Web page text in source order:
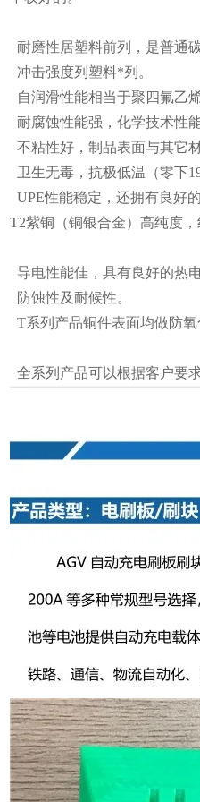
耐磨性居塑料前列，是普通
冲击强度列塑料*列。
自润滑性能相当于聚四氟乙烯
耐腐蚀性能强，化学技术性能
不粘性好，制品表面与其它
卫生无毒，抗极低温（零下
UPE性能稳定，还拥有良好
T2紫铜（铜银合金）高纯度
导电性能佳，具有良好的热电
防蚀性及耐候性。
T系列产品铜件表面均做防氧
全系列产品可以根据客户要